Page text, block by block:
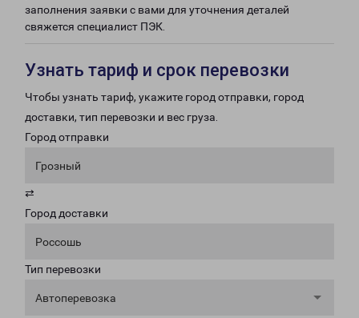
заполнения заявки с вами для уточнения деталей
свяжется специалист ПЭК.
Узнать тариф и срок перевозки
Чтобы узнать тариф, укажите город отправки, город
доставки, тип перевозки и вес груза.
Город отправки
Грозный
⇄
Город доставки
Россошь
Тип перевозки
Автоперевозка